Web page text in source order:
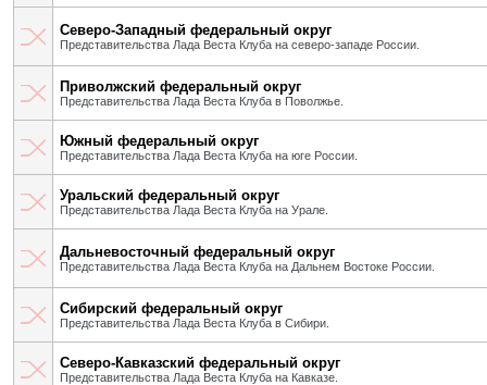
Северо-Западный федеральный округ
Представительства Лада Веста Клуба на северо-западе России.
Приволжский федеральный округ
Представительства Лада Веста Клуба в Поволжье.
Южный федеральный округ
Представительства Лада Веста Клуба на юге России.
Уральский федеральный округ
Представительства Лада Веста Клуба на Урале.
Дальневосточный федеральный округ
Представительства Лада Веста Клуба на Дальнем Востоке России.
Сибирский федеральный округ
Представительства Лада Веста Клуба в Сибири.
Северо-Кавказский федеральный округ
Представительства Лада Веста Клуба на Кавказе.